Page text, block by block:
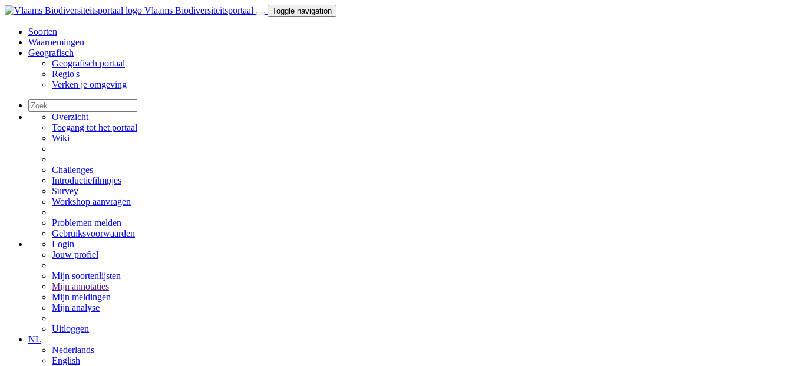
Vlaams Biodiversiteitsportaal Toggle navigation
Soorten
Waarnemingen
Geografisch
Geografisch portaal
Regio's
Verken je omgeving
Overzicht
Toegang tot het portaal
Wiki
Challenges
Introductiefilmpjes
Survey
Workshop aanvragen
Problemen melden
Gebruiksvoorwaarden
Login
Jouw profiel
Mijn soortenlijsten
Mijn annotaties
Mijn meldingen
Mijn analyse
Uitloggen
NL
Nederlands
English